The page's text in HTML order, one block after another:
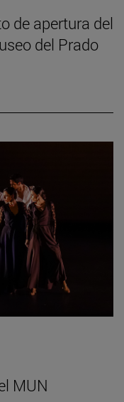
de apertura del
del Prado
MUN